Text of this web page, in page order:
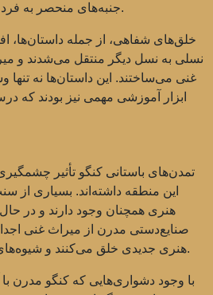
جنبه‌های منحصر به فرد فرهنگ را منعکس می‌کرد.
خلق‌های شفاهی، از جمله داستان‌ها،
نسلی به نسل دیگر منتقل می‌شدند و
غنی می‌ساختند. این داستان‌ها نه تنها
ابزار آموزشی مهمی نیز بودند که
تمدن‌های باستانی کنگو تأثیر
این منطقه داشته‌اند. بسیاری از
هنری همچنان وجود دارند و در
صنایع‌دستی مدرن از میراث غنی اجداد
هنری جدیدی خلق می‌کنند و شیوه‌های فرهنگی را حفظ می‌کنند.
با وجود دشواری‌هایی که کنگو مدرن